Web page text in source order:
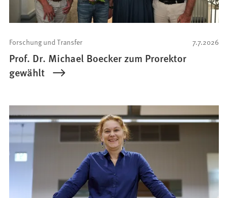
7.7.2026
Forschung und Transfer
Prof. Dr. Michael Boecker zum Prorektor
gewählt